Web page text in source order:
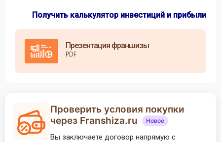
Получить калькулятор инвестиций и прибыли
Презентация франшизы
PDF
Проверить условия покупки
через Franshiza.ru
Новое
Вы заключаете договор напрямую с